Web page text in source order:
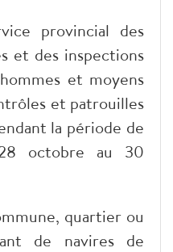
provincial des
et des inspections
et moyens
et patrouilles
la période de
octobre au 30
quartier ou
de navires de